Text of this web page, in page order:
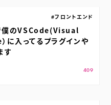
僕のVSCode(Visual
入ってるプラグインや
す
カテゴリ：
#フロントエンド
スキ：
409Shares